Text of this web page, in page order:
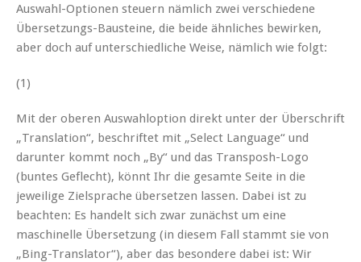
Auswahl-Optionen steuern nämlich zwei verschiedene
Übersetzungs-Bausteine, die beide ähnliches bewirken,
aber doch auf unterschiedliche Weise, nämlich wie folgt:
(1)
Mit der oberen Auswahloption direkt unter der Überschrift
„Translation“, beschriftet mit „Select Language“ und
darunter kommt noch „By“ und das Transposh-Logo
(buntes Geflecht), könnt Ihr die gesamte Seite in die
jeweilige Zielsprache übersetzen lassen. Dabei ist zu
beachten: Es handelt sich zwar zunächst um eine
maschinelle Übersetzung (in diesem Fall stammt sie von
„Bing-Translator“), aber das besondere dabei ist: Wir